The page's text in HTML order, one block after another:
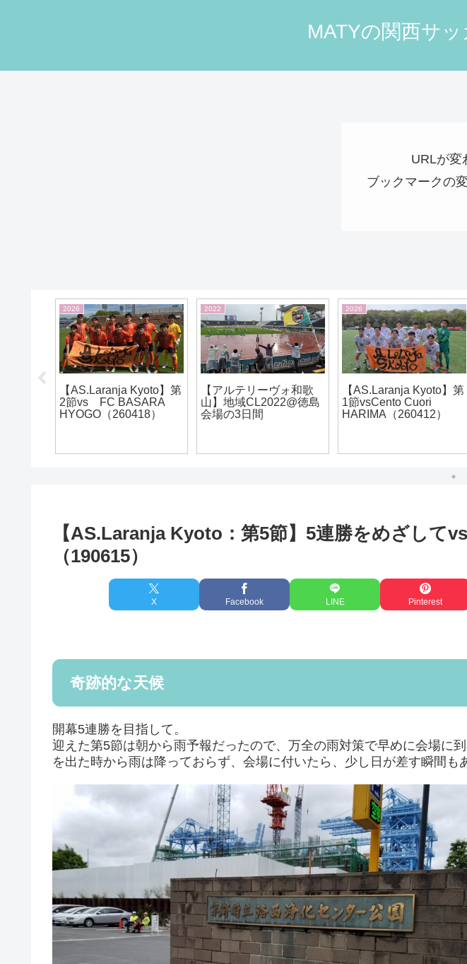
MATYの関西サ
URLが変
ブックマークの
2026
【AS.Laranja Kyoto】第
2節vs FC BASARA
HYOGO（260418）
2022
【アルテリーヴォ和歌
山】地域CL2022@徳島
会場の3日間
2026
【AS.Laranja Kyoto】第
1節vsCento Cuori
HARIMA（260412）
【AS.Laranja Kyoto：第5節】5連勝をめざして
（190615）
X Facebook LINE Pinterest
奇跡的な天候
開幕5連勝を目指して。
迎えた第5節は朝から雨予報だったので、万全の雨対策で早めに会場に
を出た時から雨は降っておらず、会場に付いたら、少し日が差す瞬間も